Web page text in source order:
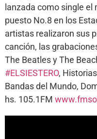
lanzada como single el
puesto No.8 en los
artistas realizaron sus
canción, las
The Beatles y The
#ELSIESTERO,
Bandas del Mundo,
hs. 105.1FM